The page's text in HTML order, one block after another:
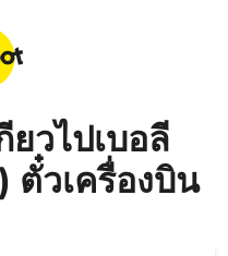
ยวไปเบอลี
ตั๋วเครื่องบิน